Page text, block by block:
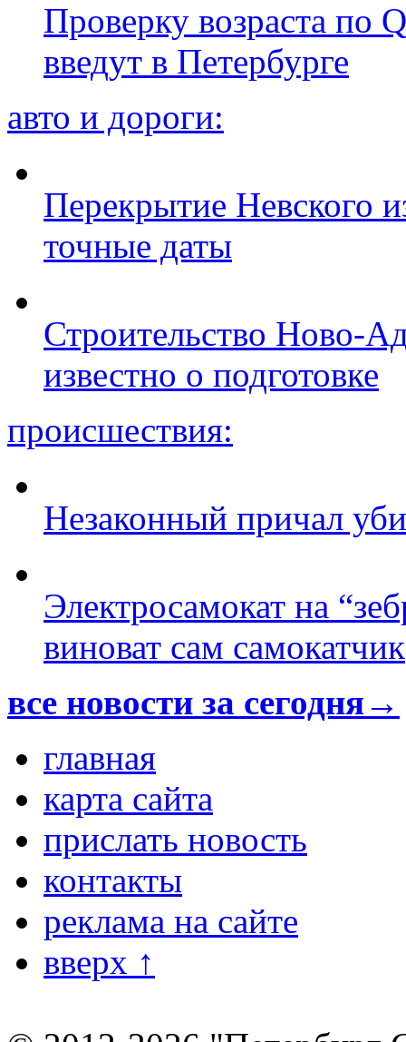
Проверку возраста по
введут в Петербурге
авто и дороги:
Перекрытие Невского
точные даты
Строительство Ново-
известно о подготовке
происшествия:
Незаконный причал
Электросамокат на
виноват сам самокатчик
все новости за сегодня→
главная
карта сайта
прислать новость
контакты
реклама на сайте
вверх ↑